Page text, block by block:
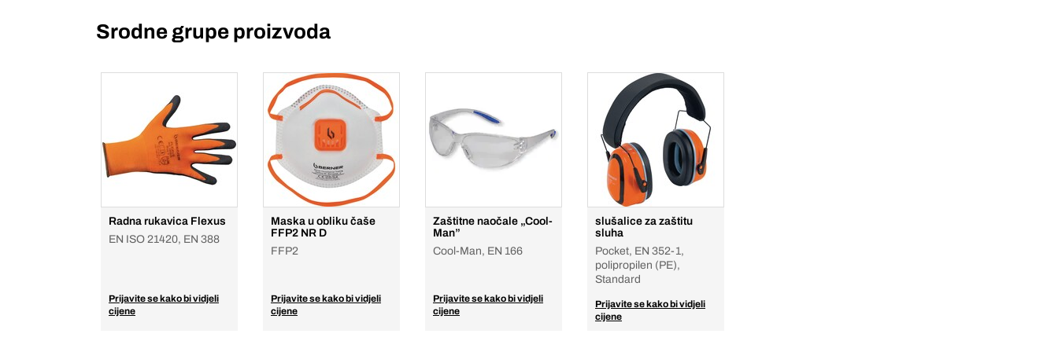
Srodne grupe proizvoda
Radna rukavica Flexus
EN ISO 21420, EN 388
Prijavite se kako bi vidjeli
cijene
Maska u obliku čaše
FFP2 NR D
FFP2
Prijavite se kako bi vidjeli
cijene
Zaštitne naočale „Cool-
Man”
Cool-Man, EN 166
Prijavite se kako bi vidjeli
cijene
slušalice za zaštitu
sluha
Pocket, EN 352-1,
polipropilen (PE),
Standard
Prijavite se kako bi vidjeli
cijene